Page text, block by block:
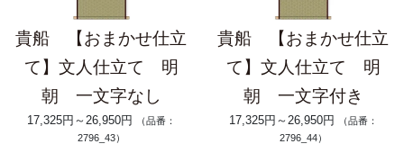
貴船 【おまかせ仕立
て】文人仕立て 明
朝 一文字なし
17,325円～26,950円
（品番：
2796_43）
貴船 【おまかせ仕立
て】文人仕立て 明
朝 一文字付き
17,325円～26,950円
（品番：
2796_44）